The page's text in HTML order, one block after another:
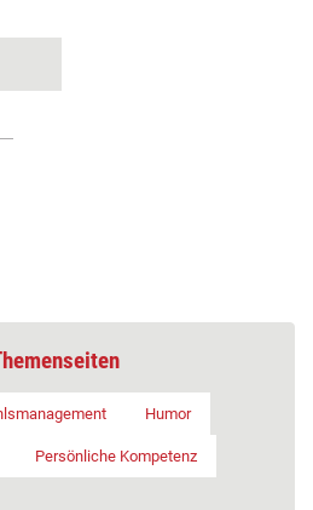
Humor
Persönliche Kompetenz